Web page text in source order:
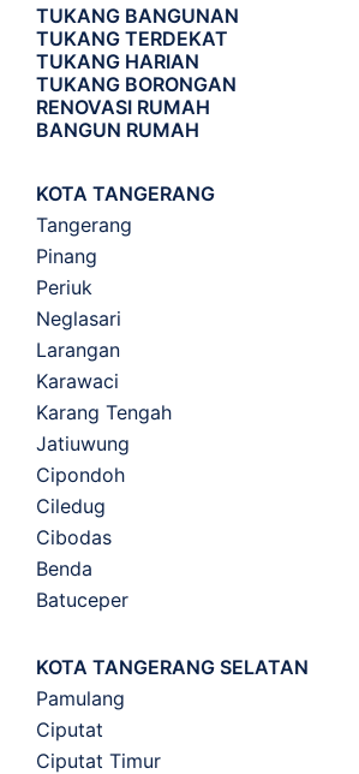
TUKANG BANGUNAN
TUKANG TERDEKAT
TUKANG HARIAN
TUKANG BORONGAN
RENOVASI RUMAH
BANGUN RUMAH
KOTA TANGERANG
Tangerang
Pinang
Periuk
Neglasari
Larangan
Karawaci
Karang Tengah
Jatiuwung
Cipondoh
Ciledug
Cibodas
Benda
Batuceper
KOTA TANGERANG SELATAN
Pamulang
Ciputat
Ciputat Timur